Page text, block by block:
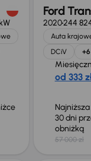
Ford
2020244
Auta
DCiV
od 333
30 dni
obniżką
57 000 zł